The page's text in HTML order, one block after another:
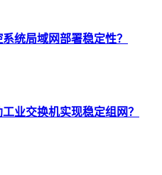
统局域网部署稳定性？
业交换机实现稳定组网？